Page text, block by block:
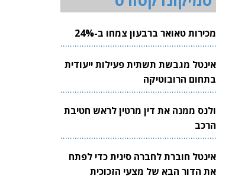
מכירות טאואר ברבעון צמחו ב-24%
אינטל מגבשת תשתית פעילות ייעודית
בתחום הרובוטיקה
ולנס ממנה את דין מרטין לראש חטיבת
הרכב
אינטל חוברת לחברה סינית כדי לפתח
את הדור הבא של מצעי הזכוכית